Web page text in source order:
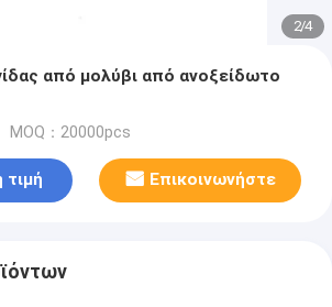
2/4
από μολύβι από ανοξείδωτο
MOQ：20000pcs
τιμή Επικοινωνήστε